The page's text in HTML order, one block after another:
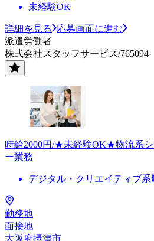
未経験OK
詳細を見る
応募画面に進む
派遣労働者
株式会社スタッフサービス/765094
時給2000円/★未経験OK★物流系
ー業務
デジタル・クリエイティブ系
勤務地
面接地
大阪府摂津市